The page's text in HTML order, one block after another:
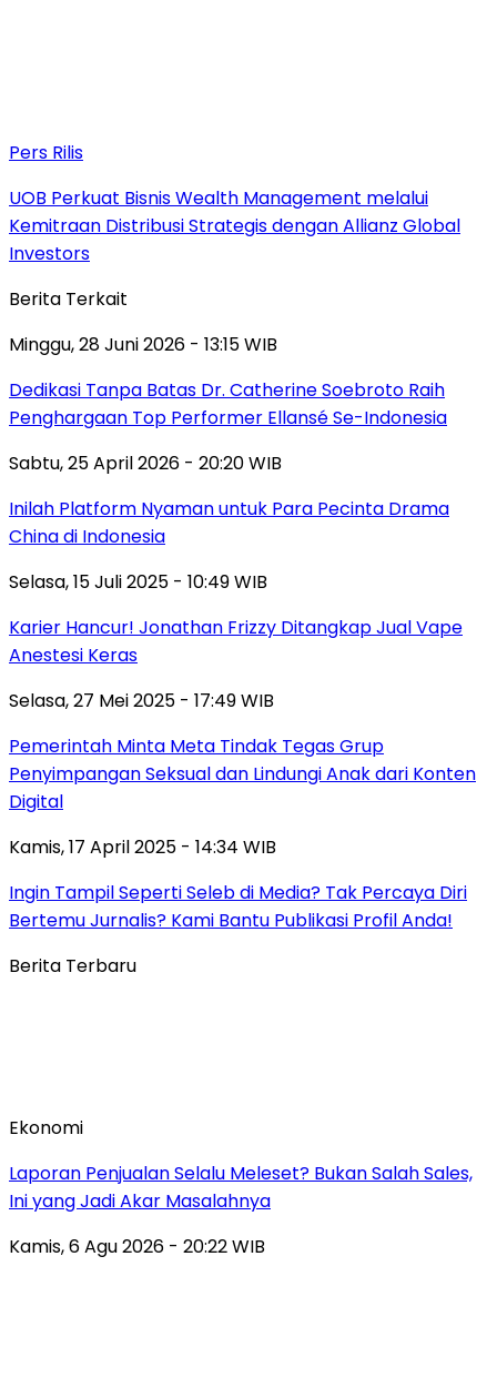
Pers Rilis
UOB Perkuat Bisnis Wealth Management melalui
Kemitraan Distribusi Strategis dengan Allianz Global
Investors
Berita Terkait
Minggu, 28 Juni 2026 - 13:15 WIB
Dedikasi Tanpa Batas Dr. Catherine Soebroto Raih
Penghargaan Top Performer Ellansé Se-Indonesia
Sabtu, 25 April 2026 - 20:20 WIB
Inilah Platform Nyaman untuk Para Pecinta Drama
China di Indonesia
Selasa, 15 Juli 2025 - 10:49 WIB
Karier Hancur! Jonathan Frizzy Ditangkap Jual Vape
Anestesi Keras
Selasa, 27 Mei 2025 - 17:49 WIB
Pemerintah Minta Meta Tindak Tegas Grup
Penyimpangan Seksual dan Lindungi Anak dari Konten
Digital
Kamis, 17 April 2025 - 14:34 WIB
Ingin Tampil Seperti Seleb di Media? Tak Percaya Diri
Bertemu Jurnalis? Kami Bantu Publikasi Profil Anda!
Berita Terbaru
Ekonomi
Laporan Penjualan Selalu Meleset? Bukan Salah Sales,
Ini yang Jadi Akar Masalahnya
Kamis, 6 Agu 2026 - 20:22 WIB